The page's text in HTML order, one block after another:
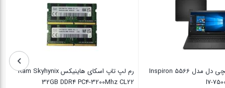
لپ تاپ 15.6 اینچی دل مدل Inspiron 5566
I7-
رم لپ تاپ اسکای هاینیکس Ram Skyhynix
32GB DDR4 PC4-3200Mhz CL22